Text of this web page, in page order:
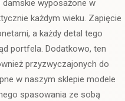
wyposażone w
każdym wieku. Zapięcie
a każdy detal tego
portfela. Dodatkowo, ten
przyzwyczajonych do
w naszym sklepie modele
spasowania ze sobą